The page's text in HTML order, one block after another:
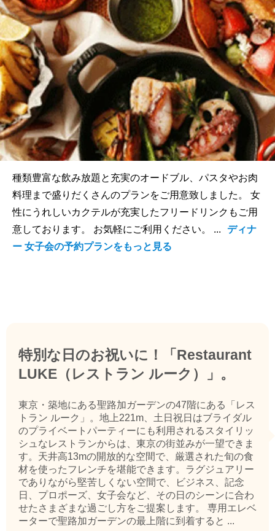
種類豊富な飲み放題と充実のオードブル、パスタやお肉
料理まで盛りだくさんのプランをご用意致しました。 女
性にうれしいカクテルが充実したフリードリンクもご用
意しております。 お気軽にご利用ください。 ...
ディナ
ー 女子会の予約プランをもっと見る
特別な日のお祝いに！「Restaurant
LUKE（レストラン ルーク）」。
東京・築地にある聖路加ガーデンの47階にある「レス
トラン ルーク」。地上221m、土日祝日はブライダル
のプライベートパーティーにも利用されるスタイリッ
シュなレストランからは、東京の街並みが一望できま
す。天井高13mの開放的な空間で、厳選された旬の食
材を使ったフレンチを堪能できます。ラグジュアリー
でありながら堅苦しくない空間で、ビジネス、記念
日、プロポーズ、女子会など、その日のシーンに合わ
せたさまざまな過ごし方をご提案します。 専用エレベ
ーターで聖路加ガーデンの最上階に到着すると ...